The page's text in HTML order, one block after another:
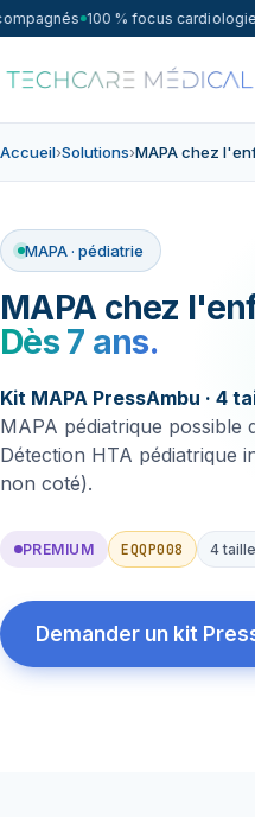
100 % focus cardiologie
Accueil›Solutions›MAPA chez
MAPA · pédiatrie
MAPA chez
Dès 7 ans.
Kit MAPA PressAmbu · 4
MAPA pédiatrique possible
Détection HTA pédiatrique
non coté).
PREMIUM EQQP008 4
Demander un kit